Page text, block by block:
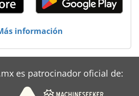
información
es patrocinador oficial de: